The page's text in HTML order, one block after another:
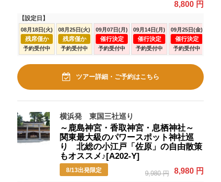
8,800 円
【設定日】
08月18日(火)
残席僅か
予約受付中
08月25日(火)
残席僅か
予約受付中
09月07日(月)
催行決定
予約受付中
09月14日(月)
催行決定
予約受付中
09月25日(金)
催行決定
予約受付中
ツアー詳細・ご予約はこちら
横浜発 東国三社巡り
～鹿島神宮・香取神宮・息栖神社～
関東最大級のパワースポット神社巡
り 北総の小江戸「佐原」の自由散策
もオススメ♪[A202-Y]
8/13出発限定 9,980 円 8,980 円